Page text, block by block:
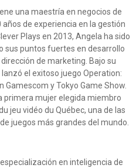
una maestría en negocios de
de experiencia en la gestión
Plays en 2013, Angela ha sido
sus puntos fuertes en desarrollo
de marketing. Bajo su
el exitoso juego Operation:
Gamescom y Tokyo Game Show.
primera mujer elegida miembro
du jeu vidéo du Québec, una de las
juegos más grandes del mundo.
en inteligencia de